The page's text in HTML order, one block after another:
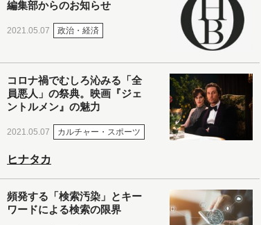
編集部からのお知らせ
2021.05.07 政治・経済
コロナ禍でむしろ沁みる「全
員悪人」の祭典。映画『ジェ
ントルメン』の魅力
2021.05.07 カルチャー・スポーツ
ヒナタカ
頻発する「検索汚染」とキー
ワードによる検索の限界